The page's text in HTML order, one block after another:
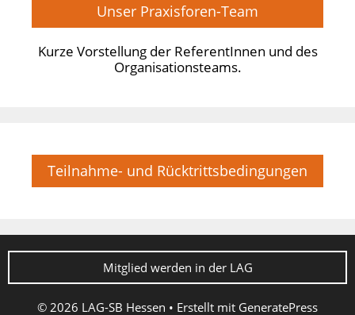
Unser Praxisforen-Team
Kurze Vorstellung der ReferentInnen und des
Organisationsteams.
Teilnahme- und Rücktrittsbedingungen
Mitglied werden in der LAG
© 2026 LAG-SB Hessen • Erstellt mit GeneratePress